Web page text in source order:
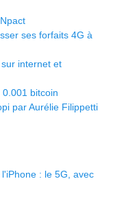
ses forfaits 4G à
internet et
bitcoin
par Aurélie Filippetti
: le 5G, avec